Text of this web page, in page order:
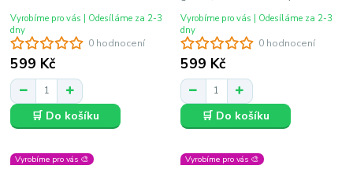
0 hodnocení
599 Kč
Vyrobíme pro vás | Odesíláme za 2-3
dny
🛒 Do košíku
0 hodnocení
599 Kč
Vyrobíme pro vás | Odesíláme za 2-3
dny
🛒 Do košíku
Vyrobíme pro vás 🎨 Vyrobíme pro vás 🎨